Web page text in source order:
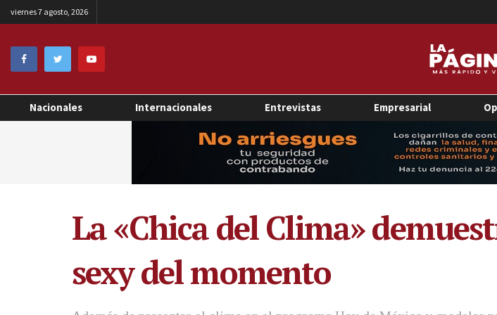
viernes 7 agosto, 2026
Nacionales Internacionales Entrevistas Empresarial
La «Chica del Clima»
sexy del momento